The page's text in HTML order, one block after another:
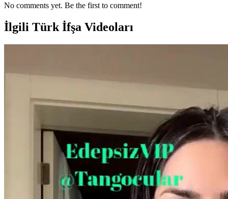
No comments yet. Be the first to comment!
İlgili Türk İfşa Videoları